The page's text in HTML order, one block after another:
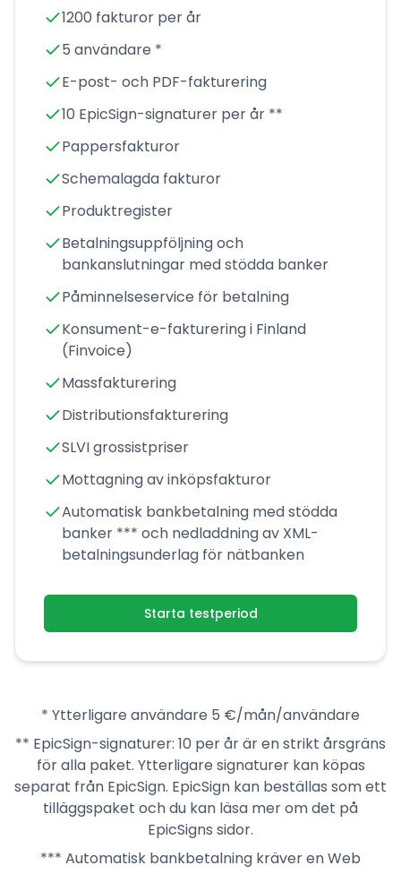
1200 fakturor per år
5 användare *
E-post- och PDF-fakturering
10 EpicSign-signaturer per år **
Pappersfakturor
Schemalagda fakturor
Produktregister
Betalningsuppföljning och
bankanslutningar med stödda banker
Påminnelseservice för betalning
Konsument-e-fakturering i Finland
(Finvoice)
Massfakturering
Distributionsfakturering
SLVI grossistpriser
Mottagning av inköpsfakturor
Automatisk bankbetalning med stödda
banker *** och nedladdning av XML-
betalningsunderlag för nätbanken
Starta testperiod
* Ytterligare användare 5 €/mån/användare
** EpicSign-signaturer: 10 per år är en strikt årsgräns
för alla paket. Ytterligare signaturer kan köpas
separat från EpicSign. EpicSign kan beställas som ett
tilläggspaket och du kan läsa mer om det på
EpicSigns sidor.
*** Automatisk bankbetalning kräver en Web